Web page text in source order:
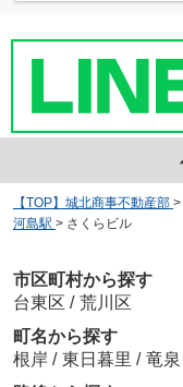
【TOP】城北商事不動産部 >
河島駅 > さくらビル
市区町村から探す
台東区 / 荒川区
町名から探す
根岸 / 東日暮里 / 竜泉